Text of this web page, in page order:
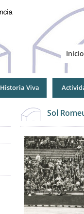
Inicio
Historia Viva
Sol